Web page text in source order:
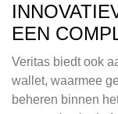
EEN
Veritas biedt ook
wallet, waarmee
beheren binnen